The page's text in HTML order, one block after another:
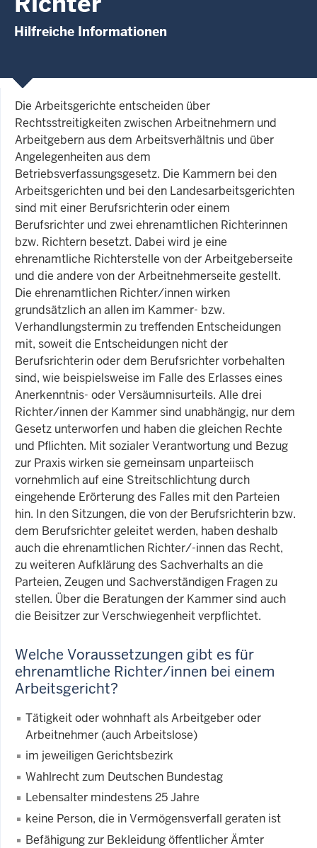
Hilfreiche Informationen
Die Arbeitsgerichte entscheiden über
Rechtsstreitigkeiten zwischen Arbeitnehmern und
Arbeitgebern aus dem Arbeitsverhältnis und über
Angelegenheiten aus dem
Betriebsverfassungsgesetz. Die Kammern bei den
Arbeitsgerichten und bei den Landesarbeitsgerichten
sind mit einer Berufsrichterin oder einem
Berufsrichter und zwei ehrenamtlichen Richterinnen
bzw. Richtern besetzt. Dabei wird je eine
ehrenamtliche Richterstelle von der Arbeitgeberseite
und die andere von der Arbeitnehmerseite gestellt.
Die ehrenamtlichen Richter/innen wirken
grundsätzlich an allen im Kammer- bzw.
Verhandlungstermin zu treffenden Entscheidungen
mit, soweit die Entscheidungen nicht der
Berufsrichterin oder dem Berufsrichter vorbehalten
sind, wie beispielsweise im Falle des Erlasses eines
Anerkenntnis- oder Versäumnisurteils. Alle drei
Richter/innen der Kammer sind unabhängig, nur dem
Gesetz unterworfen und haben die gleichen Rechte
und Pflichten. Mit sozialer Verantwortung und Bezug
zur Praxis wirken sie gemeinsam unparteiisch
vornehmlich auf eine Streitschlichtung durch
eingehende Erörterung des Falles mit den Parteien
hin. In den Sitzungen, die von der Berufsrichterin bzw.
dem Berufsrichter geleitet werden, haben deshalb
auch die ehrenamtlichen Richter/-innen das Recht,
zu weiteren Aufklärung des Sachverhalts an die
Parteien, Zeugen und Sachverständigen Fragen zu
stellen. Über die Beratungen der Kammer sind auch
die Beisitzer zur Verschwiegenheit verpflichtet.
Welche Voraussetzungen gibt es für
ehrenamtliche Richter/innen bei einem
Arbeitsgericht?
Tätigkeit oder wohnhaft als Arbeitgeber oder
Arbeitnehmer (auch Arbeitslose)
im jeweiligen Gerichtsbezirk
Wahlrecht zum Deutschen Bundestag
Lebensalter mindestens 25 Jahre
keine Person, die in Vermögensverfall geraten ist
Befähigung zur Bekleidung öffentlicher Ämter